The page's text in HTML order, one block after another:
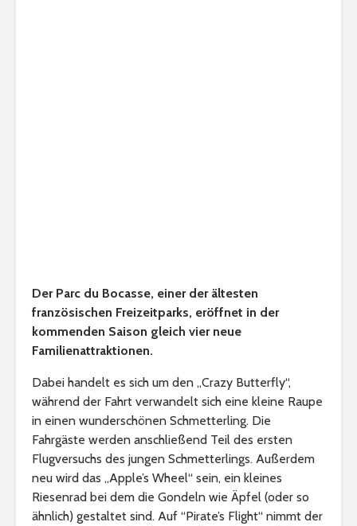
Der Parc du Bocasse, einer der ältesten
französischen Freizeitparks, eröffnet in der
kommenden Saison gleich vier neue
Familienattraktionen.
Dabei handelt es sich um den „Crazy Butterfly“,
während der Fahrt verwandelt sich eine kleine Raupe
in einen wunderschönen Schmetterling. Die
Fahrgäste werden anschließend Teil des ersten
Flugversuchs des jungen Schmetterlings. Außerdem
neu wird das „Apple’s Wheel“ sein, ein kleines
Riesenrad bei dem die Gondeln wie Äpfel (oder so
ähnlich) gestaltet sind. Auf “Pirate’s Flight“ nimmt der